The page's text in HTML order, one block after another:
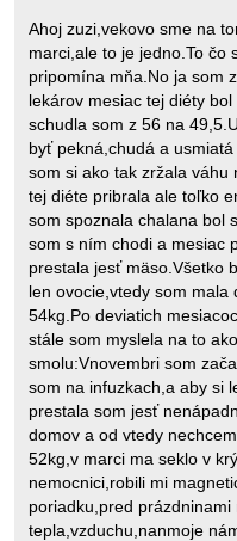
Ahoj zuzi,vekovo sme na
marci,ale to je jedno.To čo
pripomína mňa.No ja som
lekárov mesiac tej diéty
schudla som z 56 na
byť pekná,chudá a
som si ako tak zržala
tej diéte pribrala ale toľko
som spoznala chalana bol
som s ním chodi a mesiac
prestala jesť mäso.Všetko
len ovocie,vtedy som
54kg.Po deviatich
stále som myslela na to
smolu:Vnovembri som
som na infuzkach,a aby si
prestala som jesť
domov a od vtedy
52kg,v marci ma seklo v
nemocnici,robili mi
poriadku,pred prázdninami
tepla,vzduchu,nanmoje